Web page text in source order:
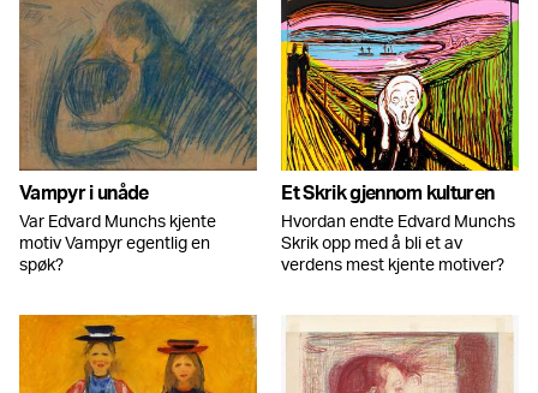
Vampyr i unåde
Var Edvard Munchs kjente
motiv Vampyr egentlig en
spøk?
Et Skrik gjennom kulturen
Hvordan endte Edvard Munchs
Skrik opp med å bli et av
verdens mest kjente motiver?